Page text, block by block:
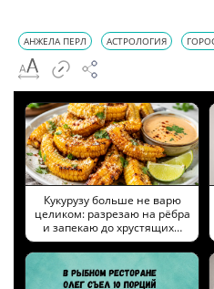
АНЖЕЛА ПЕРЛ АСТРОЛОГИЯ
Кукурузу больше не варю
целиком: разрезаю на рёбра
и запекаю до хрустящих…